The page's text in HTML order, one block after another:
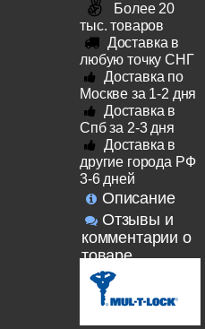
Более 20
тыс. товаров
Доставка в
любую точку СНГ
Доставка по
Москве за 1-2 дня
Доставка в
Спб за 2-3 дня
Доставка в
другие города РФ
3-6 дней
Описание
Отзывы и
комментарии о
товаре